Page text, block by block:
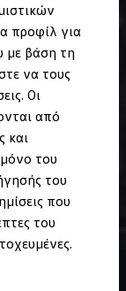
προφίλ για
με βάση τη
να τους
Οι
από
και
του
του
που
του
μέτρα
λυχνίες